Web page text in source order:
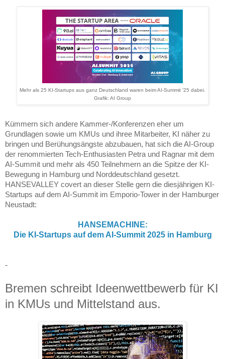
Mehr als 25 KI-Startups aus ganz Deutschland waren beim AI-Summit '25 dabei.
Grafik: AI Group
Kümmern sich andere Kammer-/Konferenzen eher um
Grundlagen sowie um KMUs und ihree Mitarbeiter, KI näher zu
bringen und Berühungsängste abzubauen, hat sich die AI-Group
der renommierten Tech-Enthusiasten Petra und Ragnar mit dem
AI-Summit und mehr als 450 Teilnehmern an die Spitze der KI-
Bewegung in Hamburg und Norddeutschland gesetzt.
HANSEVALLEY covert an dieser Stelle gern die diesjährigen KI-
Startups auf dem AI-Summit im Emporio-Tower in der Hamburger
Neustadt:
HANSEMACHINE:
Die KI-Startups auf dem AI-Summit 2025 in Hamburg
-
Bremen schreibt Ideenwettbewerb für KI
in KMUs und Mittelstand aus.